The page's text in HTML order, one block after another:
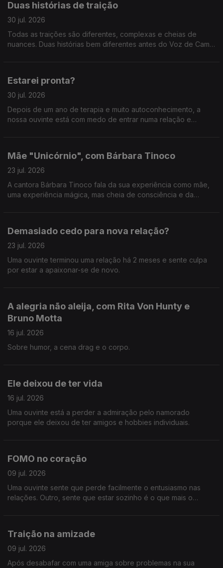
Duas histórias de traição
30 jul. 2026
Todas as traições são diferentes, complexas e cheias de
nuances. Duas histórias bem diferentes antes do Voz de Cama
Estarei pronta?
30 jul. 2026
Depois de um ano de terapia e muito autoconhecimento, a
nossa ouvinte está com medo de entrar numa relação e
Mãe "Unicórnio", com Bárbara Tinoco
23 jul. 2026
A cantora Bárbara Tinoco fala da sua experiência como mãe,
uma experiência mágica, mas cheia de consciência e da
Demasiado cedo para nova relação?
23 jul. 2026
Uma ouvinte terminou uma relação há 2 meses e sente culpa
por estar a apaixonar-se de novo.
A alegria não aleija, com Rita Von Hunty e
Bruno Motta
16 jul. 2026
Sobre humor, a cena drag e o corpo.
Ele deixou de ter vida
16 jul. 2026
Uma ouvinte está a perder a admiração pelo namorado
porque ele deixou de ter amigos e hobbies individuais.
FOMO no coração
09 jul. 2026
Uma ouvinte sente que perde facilmente o entusiasmo nas
relações. Outro, sente que estar sozinho é o que mais o
Traição na amizade
09 jul. 2026
Após desabafar com uma amiga sobre problemas na sua